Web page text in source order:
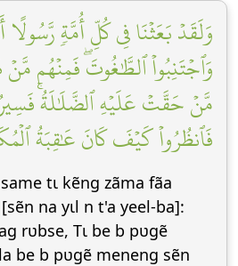
وَلَقَدۡ بَعَثۡنَا فِي كُلِّ أُمَّةٖ رَّسُولًا
وَٱجۡتَنِبُواْ ٱلطَّٰغُوتَۖ فَمِنۡهُم
مَّنۡ حَقَّتۡ عَلَيۡهِ ٱلضَّلَٰلَةُۚ
فَٱنظُرُواْ كَيۡفَ كَانَ عَٰقِبَةُ
tɩ kẽng zãma fãa
na yɩl n t'a yeel-ba]:
rʋbse, Tɩ be b pʋgẽ
be b pʋgẽ meneng sẽn